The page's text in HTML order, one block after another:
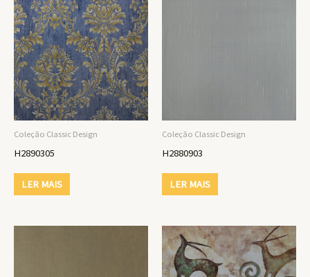
Coleção Classic Design
H2890305
LER MAIS
Coleção Classic Design
H2880903
LER MAIS